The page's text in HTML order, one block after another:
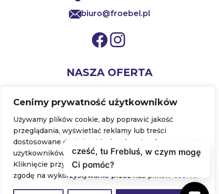
Cenimy prywatność użytkowników
Używamy plików cookie, aby poprawić jakość
przeglądania, wyświetlać reklamy lub treści
dostosowane do indywidualnych potrzeb
użytkowników oraz analizować ruch na stronie.
Kliknięcie przycisku „Akceptuj wszystkie” oznacza
zgodę na wykorzystywanie przez nas plików cookie.
biuro@froebel.pl
NASZA OFERTA
Nasze książki i publikacje
Pomoce dydaktyczne
Szkolenia stacjonarne
WAŻNE LINKI